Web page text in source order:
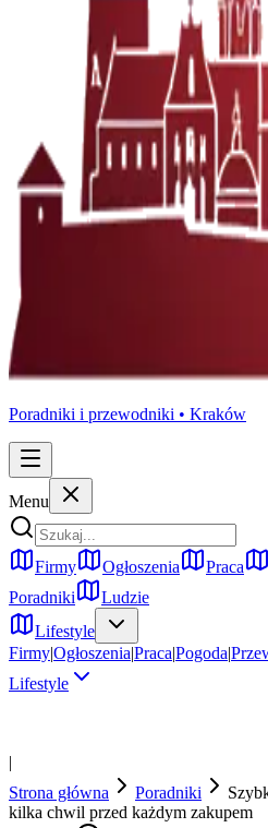
Poradniki i przewodniki • Kraków
Menu
Firmy Ogłoszenia Praca
Poradniki
Ludzie
Lifestyle
Firmy|Ogłoszenia|Praca|Pogoda|
Lifestyle
|
Strona główna
Poradniki
kilka chwil przed każdym zakupem